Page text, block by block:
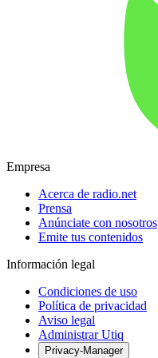
Empresa
Acerca de radio.net
Prensa
Anúnciate con nosotros
Emite tus contenidos
Información legal
Condiciones de uso
Política de privacidad
Aviso legal
Administrar Utiq
Privacy-Manager